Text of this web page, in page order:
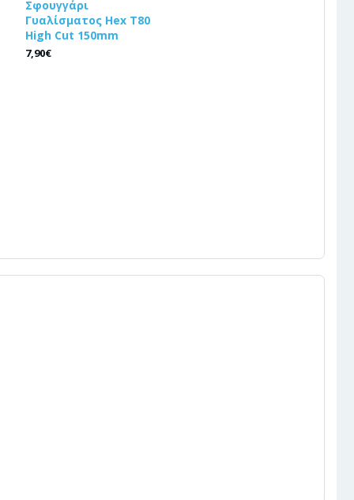
Σφουγγάρι
Γυαλίσματος Hex T80
High Cut 150mm
7,90€